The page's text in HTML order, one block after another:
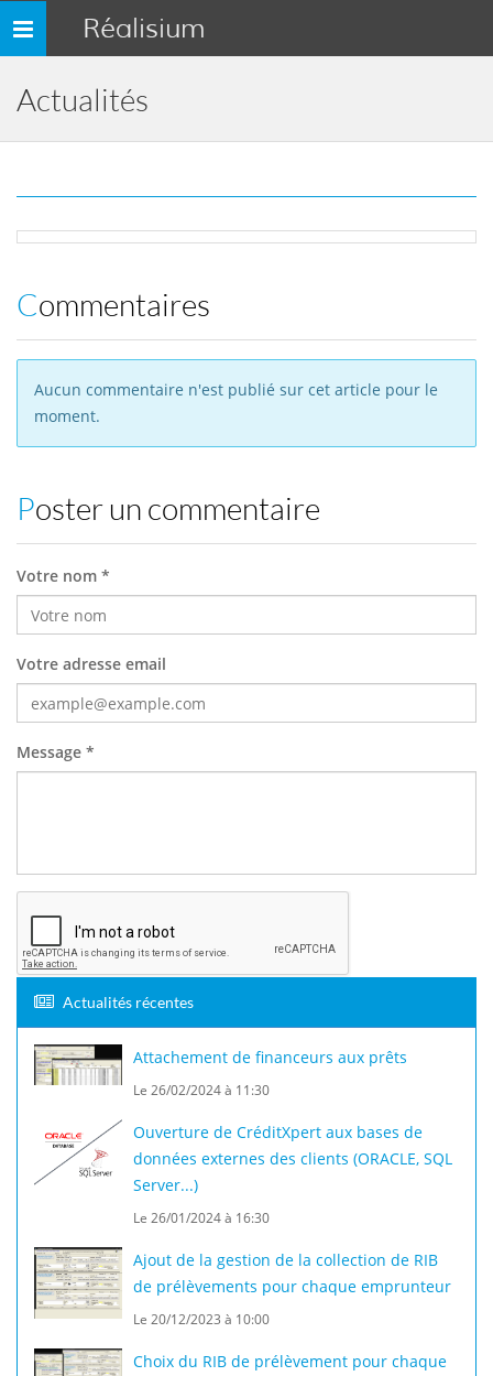
Toggle
navigation
Réalisium
Actualités
Commentaires
Aucun commentaire n'est publié sur cet article pour le
moment.
Poster un commentaire
Votre nom *
Votre adresse email
Message *
Actualités récentes
Attachement de financeurs aux prêts
Le 26/02/2024 à 11:30
Ouverture de CréditXpert aux bases de
données externes des clients (ORACLE, SQL
Server...)
Le 26/01/2024 à 16:30
Ajout de la gestion de la collection de RIB
de prélèvements pour chaque emprunteur
Le 20/12/2023 à 10:00
Choix du RIB de prélèvement pour chaque